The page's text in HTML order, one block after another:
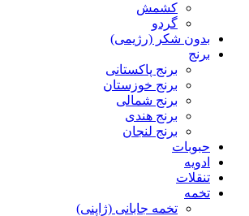
کشمش
گردو
بدون شکر (رژیمی)
برنج
برنج پاکستانی
برنج خوزستان
برنج شمالی
برنج هندی
برنج لنجان
حبوبات
ادویه
تنقلات
تخمه
تخمه جابانی (ژاپنی)